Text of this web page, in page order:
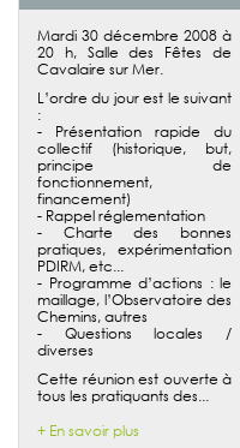
Mardi 30 décembre 2008 à
20 h, Salle des Fêtes de
Cavalaire sur Mer.
L’ordre du jour est le suivant
:
- Présentation rapide du
collectif (historique, but,
principe de
fonctionnement,
financement)
- Rappel réglementation
- Charte des bonnes
pratiques, expérimentation
PDIRM, etc...
- Programme d’actions : le
maillage, l’Observatoire des
Chemins, autres
- Questions locales /
diverses
Cette réunion est ouverte à
tous les pratiquants des...
+ En savoir plus